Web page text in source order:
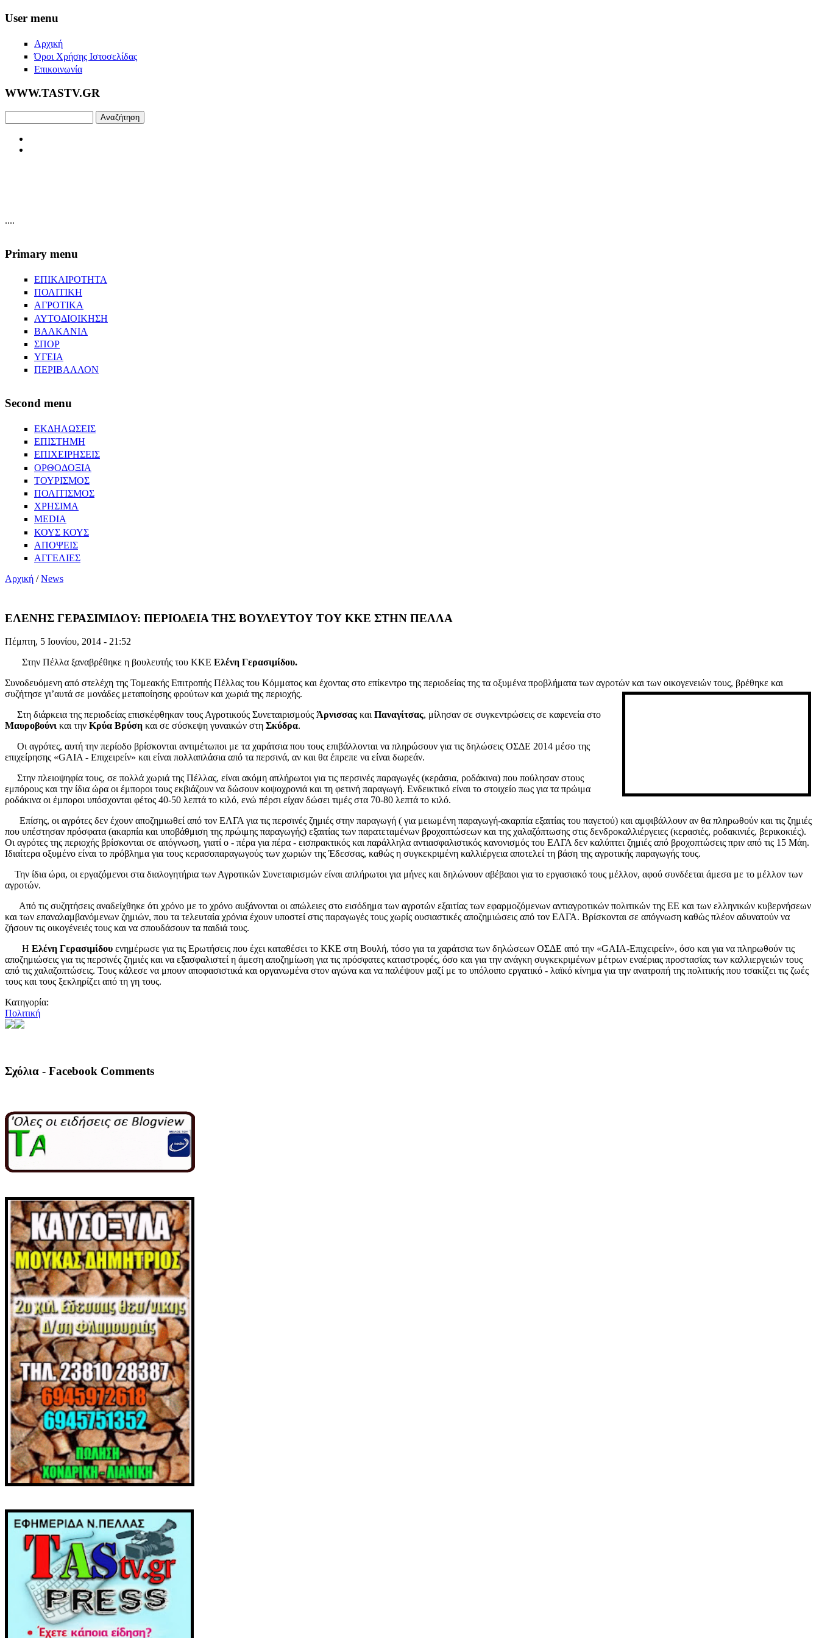
Skip to main content
User menu
Αρχική
Όροι Χρήσης Ιστοσελίδας
Επικοινωνία
WWW.TASTV.GR
....
Primary menu
ΕΠΙΚΑΙΡΟΤΗΤΑ
ΠΟΛΙΤΙΚΗ
ΑΓΡΟΤΙΚΑ
ΑΥΤΟΔΙΟΙΚΗΣΗ
ΒΑΛΚΑΝΙΑ
ΣΠΟΡ
ΥΓΕΙΑ
ΠΕΡΙΒΑΛΛΟΝ
Second menu
ΕΚΔΗΛΩΣΕΙΣ
ΕΠΙΣΤΗΜΗ
ΕΠΙΧΕΙΡΗΣΕΙΣ
ΟΡΘΟΔΟΞΙΑ
ΤΟΥΡΙΣΜΟΣ
ΠΟΛΙΤΙΣΜΟΣ
ΧΡΗΣΙΜΑ
MEDIA
ΚΟΥΣ ΚΟΥΣ
ΑΠΟΨΕΙΣ
ΑΓΓΕΛΙΕΣ
Αρχική /News
ΕΛΕΝΗΣ ΓΕΡΑΣΙΜΙΔΟΥ: ΠΕΡΙΟΔΕΙΑ ΤΗΣ ΒΟΥΛΕΥΤΟΥ ΤΟΥ ΚΚΕ ΣΤΗΝ ΠΕΛΛΑ
Πέμπτη, 5 Ιουνίου, 2014 - 21:52
Στην Πέλλα ξαναβρέθηκε η βουλευτής του ΚΚΕ Ελένη Γερασιμίδου.
Συνοδευόμενη από στελέχη της Τομεακής Επιτροπής Πέλλας του Κόμματος και έχοντας στο επίκεντρο της περιοδείας της τα οξυμένα προβλήματα των αγροτών και των οικογενειών τους, βρέθηκε και
συζήτησε γι’αυτά σε μονάδες μεταποίησης φρούτων και χωριά της περιοχής.
Στη διάρκεια της περιοδείας επισκέφθηκαν τους Αγροτικούς Συνεταιρισμούς Άρνισσας και Παναγίτσας, μίλησαν σε συγκεντρώσεις σε καφενεία στο
Μαυροβούνι και την Κρύα Βρύση και σε σύσκεψη γυναικών στη Σκύδρα.
Οι αγρότες, αυτή την περίοδο βρίσκονται αντιμέτωποι με τα χαράτσια που τους επιβάλλονται να πληρώσουν για τις δηλώσεις ΟΣΔΕ 2014 μέσο της
επιχείρησης «GAIA - Επιχειρείν» και είναι πολλαπλάσια από τα περσινά, αν και θα έπρεπε να είναι δωρεάν.
Στην πλειοψηφία τους, σε πολλά χωριά της Πέλλας, είναι ακόμη απλήρωτοι για τις περσινές παραγωγές (κεράσια, ροδάκινα) που πούλησαν στους
εμπόρους και την ίδια ώρα οι έμποροι τους εκβιάζουν να δώσουν κοψοχρονιά και τη φετινή παραγωγή. Ενδεικτικό είναι το στοιχείο πως για τα πρώιμα
ροδάκινα οι έμποροι υπόσχονται φέτος 40-50 λεπτά το κιλό, ενώ πέρσι είχαν δώσει τιμές στα 70-80 λεπτά το κιλό.
Επίσης, οι αγρότες δεν έχουν αποζημιωθεί από τον ΕΛΓΑ για τις περσινές ζημιές στην παραγωγή ( για μειωμένη παραγωγή-ακαρπία εξαιτίας του παγετού) και αμφιβάλλουν αν θα πληρωθούν και τις ζημιές
που υπέστησαν πρόσφατα (ακαρπία και υποβάθμιση της πρώιμης παραγωγής) εξαιτίας των παρατεταμένων βροχοπτώσεων και της χαλαζόπτωσης στις δενδροκαλλιέργειες (κερασιές, ροδακινιές, βερικοκιές).
Οι αγρότες της περιοχής βρίσκονται σε απόγνωση, γιατί ο - πέρα για πέρα - εισπρακτικός και παράλληλα αντιασφαλιστικός κανονισμός του ΕΛΓΑ δεν καλύπτει ζημιές από βροχοπτώσεις πριν από τις 15 Μάη.
Ιδιαίτερα οξυμένο είναι το πρόβλημα για τους κερασοπαραγωγούς των χωριών της Έδεσσας, καθώς η συγκεκριμένη καλλιέργεια αποτελεί τη βάση της αγροτικής παραγωγής τους.
Την ίδια ώρα, οι εργαζόμενοι στα διαλογητήρια των Αγροτικών Συνεταιρισμών είναι απλήρωτοι για μήνες και δηλώνουν αβέβαιοι για το εργασιακό τους μέλλον, αφού συνδέεται άμεσα με το μέλλον των
αγροτών.
Από τις συζητήσεις αναδείχθηκε ότι χρόνο με το χρόνο αυξάνονται οι απώλειες στο εισόδημα των αγροτών εξαιτίας των εφαρμοζόμενων αντιαγροτικών πολιτικών της ΕΕ και των ελληνικών κυβερνήσεων
και των επαναλαμβανόμενων ζημιών, που τα τελευταία χρόνια έχουν υποστεί στις παραγωγές τους χωρίς ουσιαστικές αποζημιώσεις από τον ΕΛΓΑ. Βρίσκονται σε απόγνωση καθώς πλέον αδυνατούν να
ζήσουν τις οικογένειές τους και να σπουδάσουν τα παιδιά τους.
Η Ελένη Γερασιμίδου ενημέρωσε για τις Ερωτήσεις που έχει καταθέσει το ΚΚΕ στη Βουλή, τόσο για τα χαράτσια των δηλώσεων ΟΣΔΕ από την «GAIA-Επιχειρείν», όσο και για να πληρωθούν τις
αποζημιώσεις για τις περσινές ζημιές και να εξασφαλιστεί η άμεση αποζημίωση για τις πρόσφατες καταστροφές, όσο και για την ανάγκη συγκεκριμένων μέτρων εναέριας προστασίας των καλλιεργειών τους
από τις χαλαζοπτώσεις. Τους κάλεσε να μπουν αποφασιστικά και οργανωμένα στον αγώνα και να παλέψουν μαζί με το υπόλοιπο εργατικό - λαϊκό κίνημα για την ανατροπή της πολιτικής που τσακίζει τις ζωές
τους και τους ξεκληρίζει από τη γη τους.
Κατηγορία:
Πολιτική
Σχόλια - Facebook Comments